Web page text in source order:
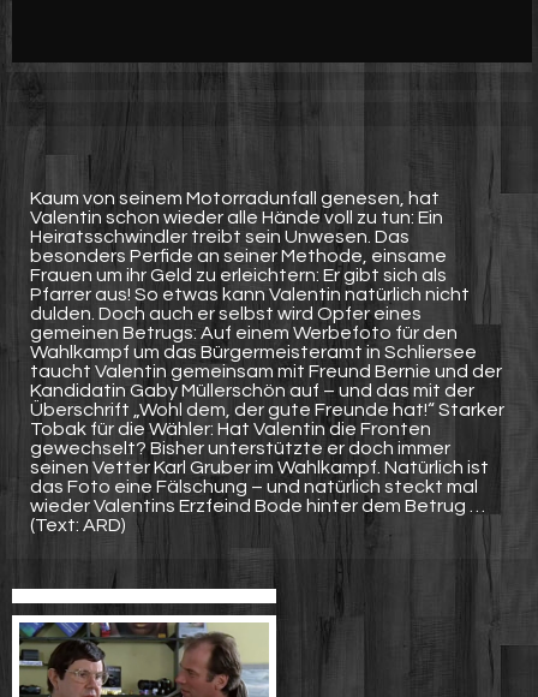
Kaum von seinem Motorradunfall genesen, hat
Valentin schon wieder alle Hände voll zu tun: Ein
Heiratsschwindler treibt sein Unwesen. Das
besonders Perfide an seiner Methode, einsame
Frauen um ihr Geld zu erleichtern: Er gibt sich als
Pfarrer aus! So etwas kann Valentin natürlich nicht
dulden. Doch auch er selbst wird Opfer eines
gemeinen Betrugs: Auf einem Werbefoto für den
Wahlkampf um das Bürgermeisteramt in Schliersee
taucht Valentin gemeinsam mit Freund Bernie und der
Kandidatin Gaby Müllerschön auf – und das mit der
Überschrift „Wohl dem, der gute Freunde hat!“ Starker
Tobak für die Wähler: Hat Valentin die Fronten
gewechselt? Bisher unterstützte er doch immer
seinen Vetter Karl Gruber im Wahlkampf. Natürlich ist
das Foto eine Fälschung – und natürlich steckt mal
wieder Valentins Erzfeind Bode hinter dem Betrug …
(Text: ARD)